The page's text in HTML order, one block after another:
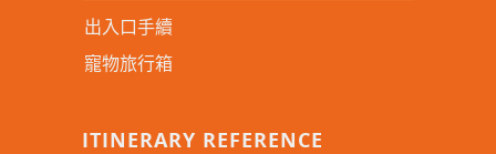
出入口手續
寵物旅行箱
ITINERARY REFERENCE